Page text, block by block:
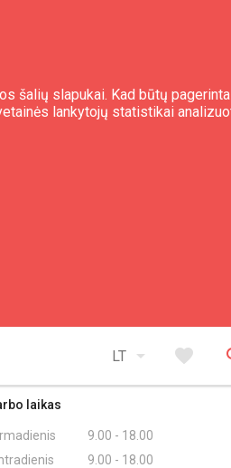
šalių slapukai. Kad būtų
lankytojų statistikai
LT arrow_drop_down favorite
expand_less
laikas
9.00 - 18.00
9.00 - 18.00